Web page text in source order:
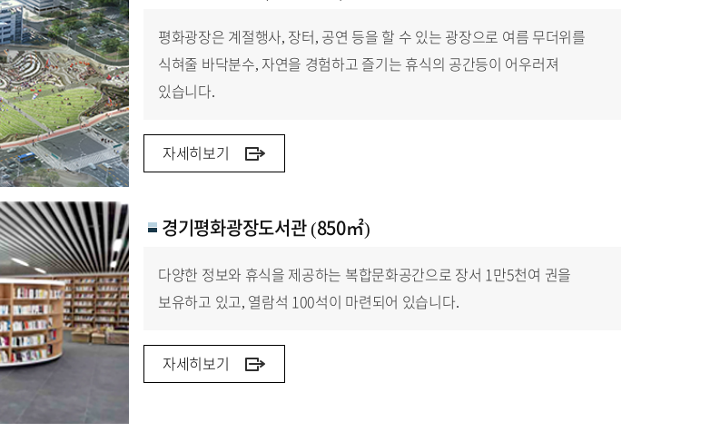
평화광장은 계절행사, 장터, 공연 등을 할 수 있는 광장으로 여름 무더위를
식혀줄 바닥분수, 자연을 경험하고 즐기는 휴식의 공간등이 어우러져
있습니다.
자세히보기
경기평화광장도서관 (850㎡)
다양한 정보와 휴식을 제공하는 복합문화공간으로 장서 1만5천여 권을
보유하고 있고, 열람석 100석이 마련되어 있습니다.
자세히보기